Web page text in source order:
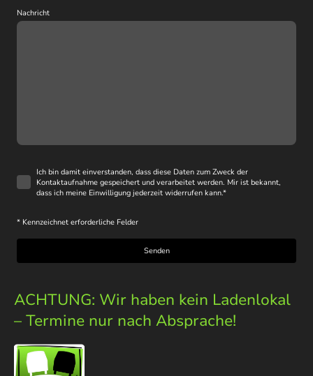
Nachricht
Ich bin damit einverstanden, dass diese Daten zum Zweck der
Kontaktaufnahme gespeichert und verarbeitet werden. Mir ist bekannt,
dass ich meine Einwilligung jederzeit widerrufen kann.*
* Kennzeichnet erforderliche Felder
Senden
ACHTUNG: Wir haben kein Ladenlokal
– Termine nur nach Absprache!